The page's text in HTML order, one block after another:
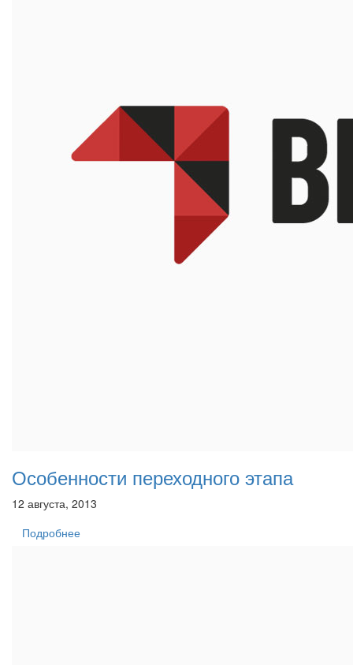
Особенности переходного этапа
12 августа, 2013
Подробнее